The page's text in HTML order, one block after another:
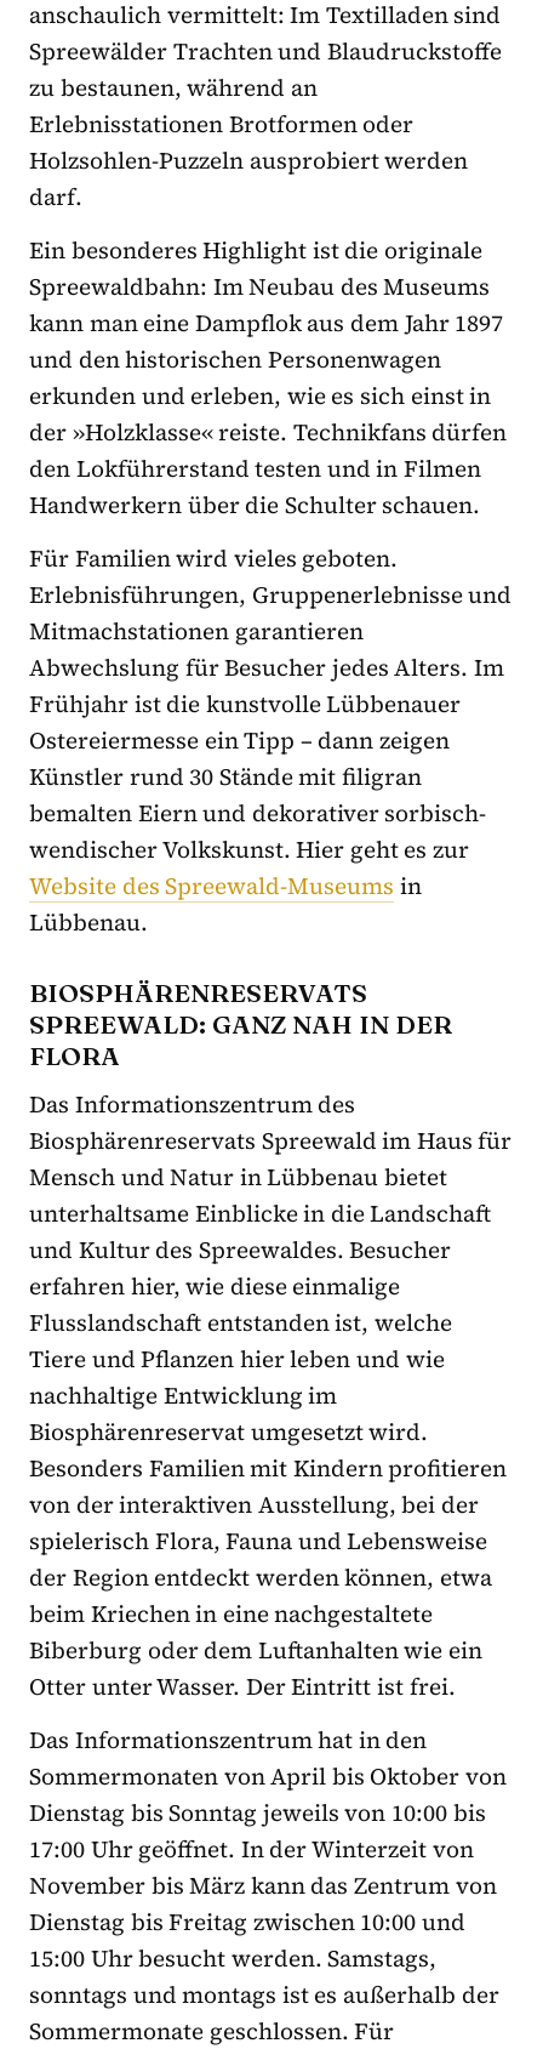
anschaulich vermittelt: Im Textilladen sind
Spreewälder Trachten und Blaudruckstoffe
zu bestaunen, während an
Erlebnisstationen Brotformen oder
Holzsohlen-Puzzeln ausprobiert werden
darf.
Ein besonderes Highlight ist die originale
Spreewaldbahn: Im Neubau des Museums
kann man eine Dampflok aus dem Jahr 1897
und den historischen Personenwagen
erkunden und erleben, wie es sich einst in
der »Holzklasse« reiste. Technikfans dürfen
den Lokführerstand testen und in Filmen
Handwerkern über die Schulter schauen.
Für Familien wird vieles geboten.
Erlebnisführungen, Gruppenerlebnisse und
Mitmachstationen garantieren
Abwechslung für Besucher jedes Alters. Im
Frühjahr ist die kunstvolle Lübbenauer
Ostereiermesse ein Tipp – dann zeigen
Künstler rund 30 Stände mit filigran
bemalten Eiern und dekorativer sorbisch-
wendischer Volkskunst. Hier geht es zur
Website des Spreewald-Museums in
Lübbenau.
BIOSPHÄRENRESERVATS
SPREEWALD: GANZ NAH IN DER
FLORA
Das Informationszentrum des
Biosphärenreservats Spreewald im Haus für
Mensch und Natur in Lübbenau bietet
unterhaltsame Einblicke in die Landschaft
und Kultur des Spreewaldes. Besucher
erfahren hier, wie diese einmalige
Flusslandschaft entstanden ist, welche
Tiere und Pflanzen hier leben und wie
nachhaltige Entwicklung im
Biosphärenreservat umgesetzt wird.
Besonders Familien mit Kindern profitieren
von der interaktiven Ausstellung, bei der
spielerisch Flora, Fauna und Lebensweise
der Region entdeckt werden können, etwa
beim Kriechen in eine nachgestaltete
Biberburg oder dem Luftanhalten wie ein
Otter unter Wasser. Der Eintritt ist frei.
Das Informationszentrum hat in den
Sommermonaten von April bis Oktober von
Dienstag bis Sonntag jeweils von 10:00 bis
17:00 Uhr geöffnet. In der Winterzeit von
November bis März kann das Zentrum von
Dienstag bis Freitag zwischen 10:00 und
15:00 Uhr besucht werden. Samstags,
sonntags und montags ist es außerhalb der
Sommermonate geschlossen. Für